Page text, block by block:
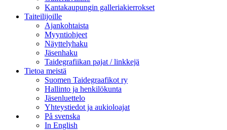
Kantakaupungin galleriakierrokset
Taiteilijoille
Ajankohtaista
Myyntiohjeet
Näyttelyhaku
Jäsenhaku
Taidegrafiikan pajat / linkkejä
Tietoa meistä
Suomen Taidegraafikot ry
Hallinto ja henkilökunta
Jäsenluettelo
Yhteystiedot ja aukioloajat
På svenska
In English